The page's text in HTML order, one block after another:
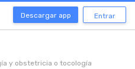
Descargar app Entrar
y obstetricia o tocología